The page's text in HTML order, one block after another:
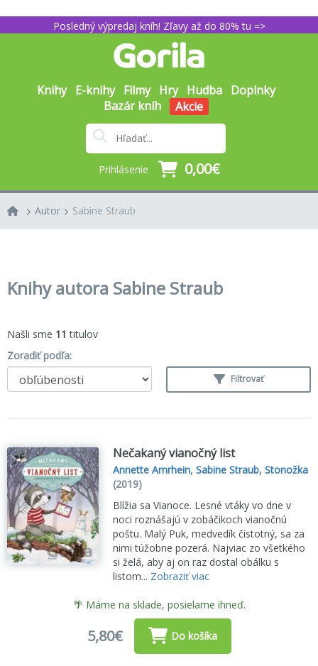
Posledný výpredaj kníh! Zľavy až do 80% tu =>
Knihy E-knihy Filmy Hry Hudba Doplnky
Bazár kníh
Akcie
Prihlásenie 0,00€
Autor Sabine Straub
Knihy autora Sabine Straub
Našli sme 11 titulov
Zoradiť podľa:
Filtrovať
Nečakaný vianočný list
Annette Amrhein,Sabine Straub,Stonožka
(2019)
Blížia sa Vianoce. Lesné vtáky vo dne v
noci roznášajú v zobáčikoch vianočnú
poštu. Malý Puk, medvedík čistotný, sa za
nimi túžobne pozerá. Najviac zo všetkého
si želá, aby aj on raz dostal obálku s
listom... Zobraziť viac
🌴 Máme na sklade, posielame ihneď.
5,80€ Do košíka